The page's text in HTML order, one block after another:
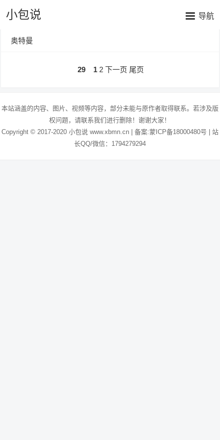
小包说 导航
奥特曼
29 1 2 下一页 尾页
本站涵盖的内容、图片、视频等内容，部分未能与原作者取得联系。若涉及版
权问题，请联系我们进行删除！谢谢大家！
Copyright © 2017-2020 小包说 www.xbmn.cn | 备案:蒙ICP备18000480号 | 站
长QQ/微信：1794279294